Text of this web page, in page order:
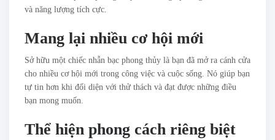
và năng lượng tích cực.
Mang lại nhiều cơ hội mới
Sở hữu một chiếc nhẫn bạc phong thủy là bạn đã mở ra cánh cửa
cho nhiều cơ hội mới trong công việc và cuộc sống. Nó giúp bạn
tự tin hơn khi đối diện với thử thách và đạt được những điều
bạn mong muốn.
Thể hiện phong cách riêng biệt